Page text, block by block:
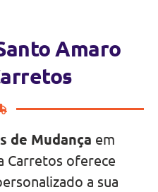
Amaro
de Mudança em
Carretos oferece
a sua